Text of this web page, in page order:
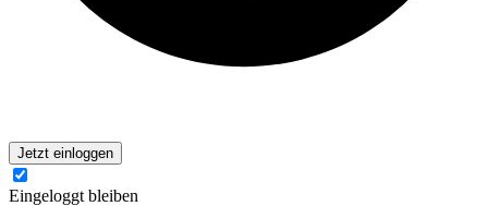
Jetzt einloggen
Eingeloggt bleiben